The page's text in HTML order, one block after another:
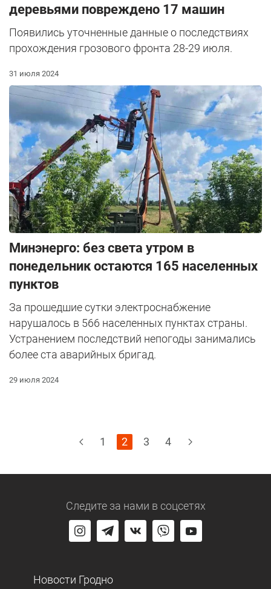
деревьями повреждено 17 машин
Появились уточненные данные о последствиях
прохождения грозового фронта 28-29 июля.
31 июля 2024
Минэнерго: без света утром в
понедельник остаются 165 населенных
пунктов
За прошедшие сутки электроснабжение
нарушалось в 566 населенных пунктах страны.
Устранением последствий непогоды занимались
более ста аварийных бригад.
29 июля 2024
1 2 3 4
Следите за нами в соцсетях
Новости Гродно